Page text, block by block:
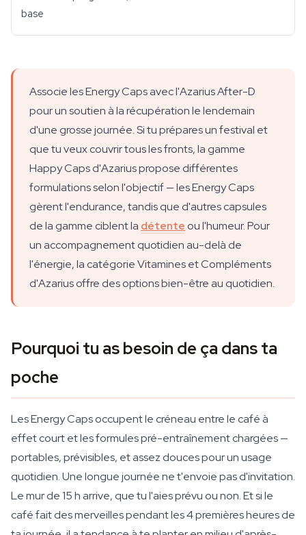
base
Associe les Energy Caps avec l'Azarius After-D
pour un soutien à la récupération le lendemain
d'une grosse journée. Si tu prépares un festival et
que tu veux couvrir tous les fronts, la gamme
Happy Caps d'Azarius propose différentes
formulations selon l'objectif — les Energy Caps
gèrent l'endurance, tandis que d'autres capsules
de la gamme ciblent la détente ou l'humeur. Pour
un accompagnement quotidien au-delà de
l'énergie, la catégorie Vitamines et Compléments
d'Azarius offre des options bien-être au quotidien.
Pourquoi tu as besoin de ça dans ta
poche
Les Energy Caps occupent le créneau entre le café à
effet court et les formules pré-entraînement chargées —
portables, prévisibles, et assez douces pour un usage
quotidien. Une longue journée ne t'envoie pas d'invitation.
Le mur de 15 h arrive, que tu l'aies prévu ou non. Et si le
café fait des merveilles pendant les 4 premières heures de